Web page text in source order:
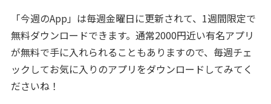
「今週のApp」は毎週金曜日に更新されて、1週間限定で
無料ダウンロードできます。通常2000円近い有名アプリ
が無料で手に入れられることもありますので、毎週チェ
ックしてお気に入りのアプリをダウンロードしてみてく
ださいね！